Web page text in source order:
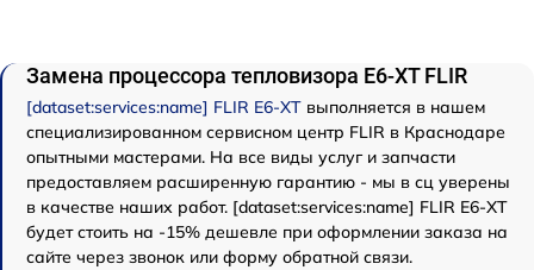
Замена процессора тепловизора E6-XT FLIR
[dataset:services:name] FLIR E6-XT выполняется в нашем
специализированном сервисном центр FLIR в Краснодаре
опытными мастерами. На все виды услуг и запчасти
предоставляем расширенную гарантию - мы в сц уверены
в качестве наших работ. [dataset:services:name] FLIR E6-XT
будет стоить на -15% дешевле при оформлении заказа на
сайте через звонок или форму обратной связи.